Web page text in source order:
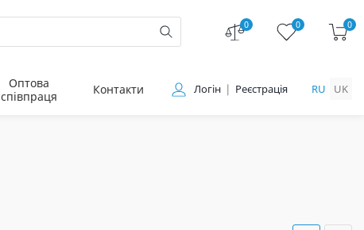
0 0 0
Оптова
співпраця
Контакти Логін Реєстрація RU UK